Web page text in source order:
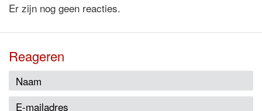
Er zijn nog geen reacties.
Reageren